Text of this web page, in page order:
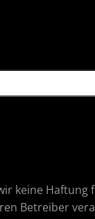
keine Haftung
Betreiber